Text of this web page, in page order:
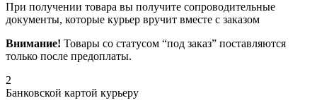
При получении товара вы получите сопроводительные
документы, которые курьер вручит вместе с заказом
Внимание! Товары со статусом “под заказ” поставляются
только после предоплаты.
2
Банковской картой курьеру